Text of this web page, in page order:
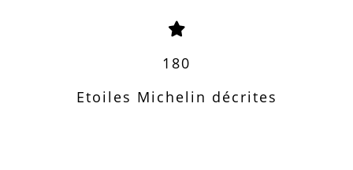
180
Etoiles Michelin décrites